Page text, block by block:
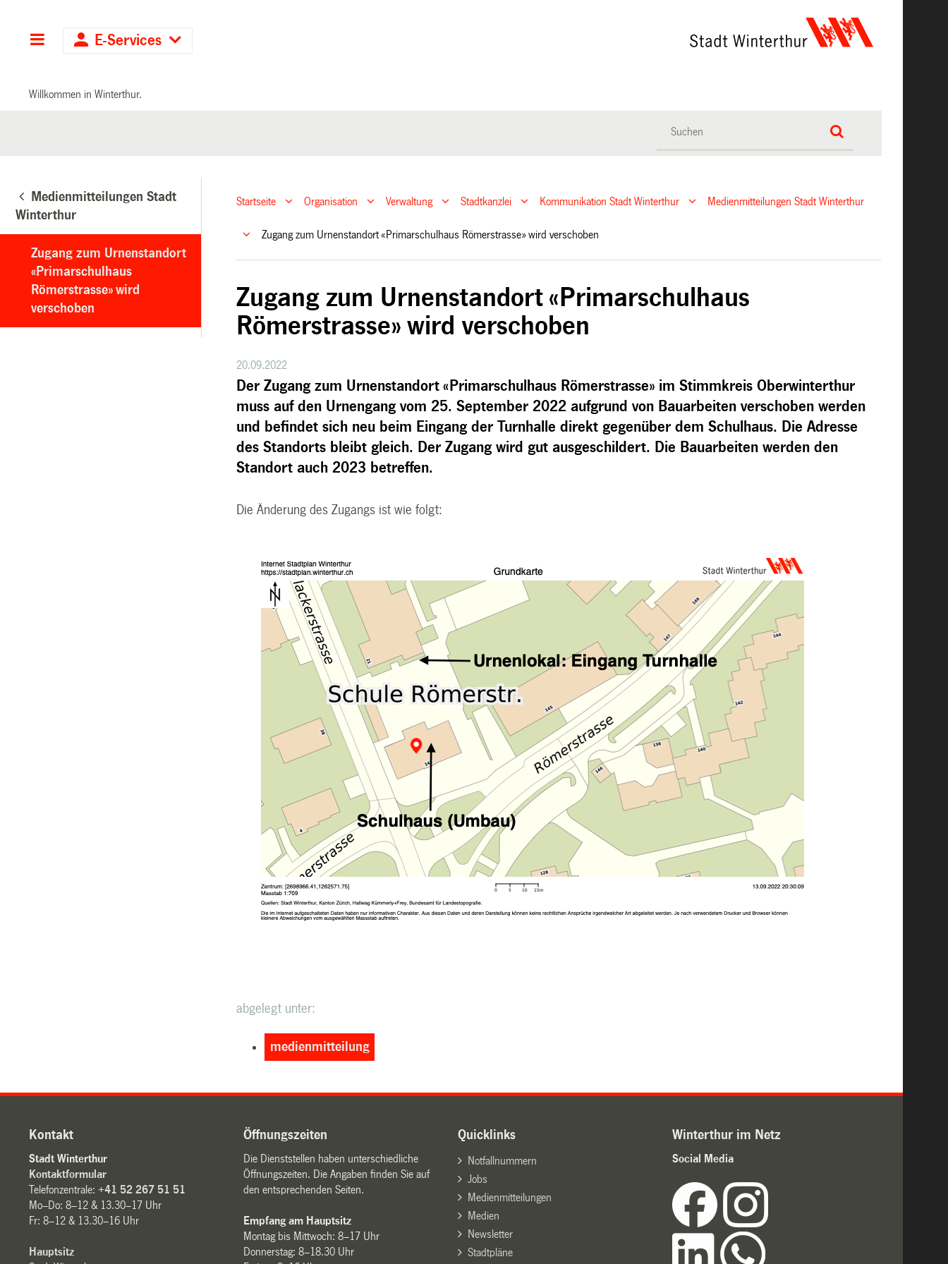
Hauptnavigation
E-Services
Willkommen in Winterthur.
Medienmitteilungen Stadt
Winterthur
Zugang zum Urnenstandort
«Primarschulhaus
Römerstrasse» wird
verschoben
Startseite Organisation Verwaltung Stadtkanzlei Kommunikation Stadt Winterthur Medienmitteilungen Stadt Winterthur
Zugang zum Urnenstandort «Primarschulhaus Römerstrasse» wird verschoben
Zugang zum Urnenstandort «Primarschulhaus
Römerstrasse» wird verschoben
20.09.2022
Der Zugang zum Urnenstandort «Primarschulhaus Römerstrasse» im Stimmkreis Oberwinterthur
muss auf den Urnengang vom 25. September 2022 aufgrund von Bauarbeiten verschoben werden
und befindet sich neu beim Eingang der Turnhalle direkt gegenüber dem Schulhaus. Die Adresse
des Standorts bleibt gleich. Der Zugang wird gut ausgeschildert. Die Bauarbeiten werden den
Standort auch 2023 betreffen.
Die Änderung des Zugangs ist wie folgt:
abgelegt unter:
medienmitteilung
Kontakt
Stadt Winterthur
Kontaktformular
Telefonzentrale:+41 52 267 51 51
Mo–Do: 8–12 & 13.30–17 Uhr
Fr: 8–12 & 13.30–16 Uhr
Hauptsitz
Öffnungszeiten
Die Dienststellen haben unterschiedliche
Öffnungszeiten. Die Angaben finden Sie auf
den entsprechenden Seiten.
Empfang am Hauptsitz
Montag bis Mittwoch: 8–17 Uhr
Donnerstag: 8–18.30 Uhr
Quicklinks
Notfallnummern
Jobs
Medienmitteilungen
Medien
Newsletter
Stadtpläne
Winterthur im Netz
Social Media